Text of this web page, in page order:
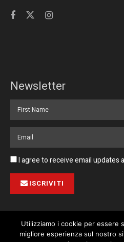
Newsletter
I agree to receive email updates
ISCRIVITI
Pubblicità Collabora con noi
Utilizziamo i cookie per essere
migliore esperienza sul nostro